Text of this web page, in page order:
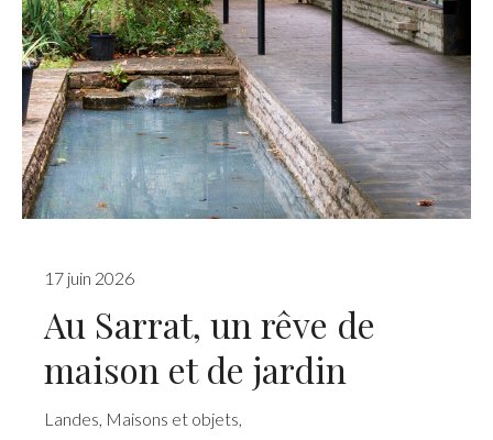
17 juin 2026
Au Sarrat, un rêve de
maison et de jardin
Landes, Maisons et objets,